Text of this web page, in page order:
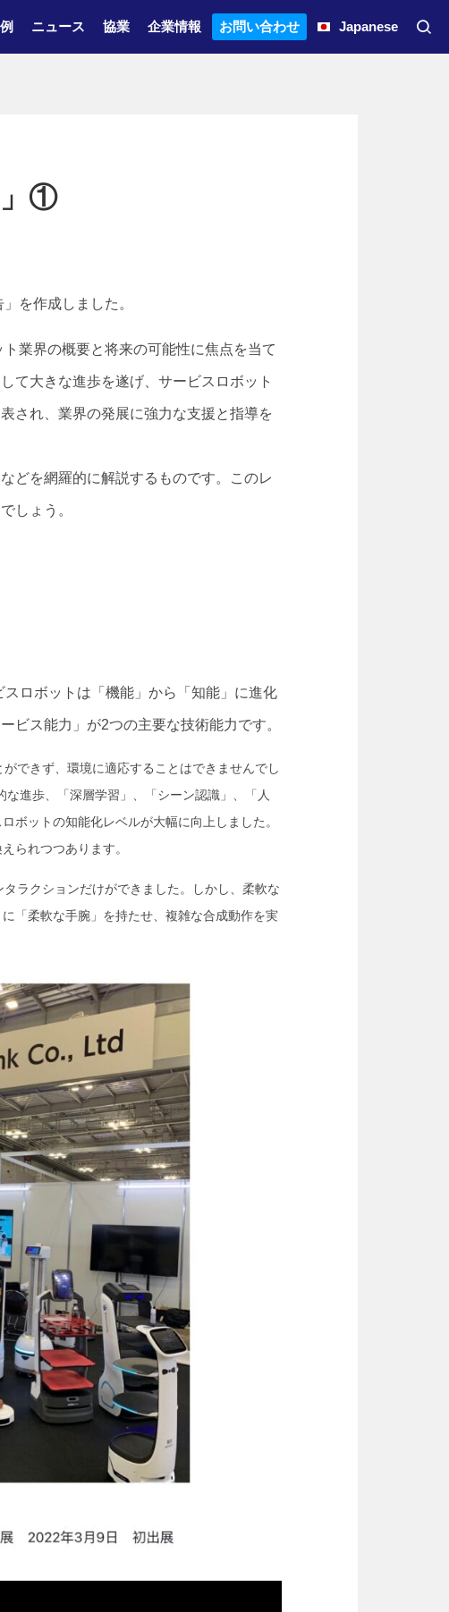
ニュース 協業 企業情報 お問い合わせ Japanese
」①
を作成しました。
業界の概要と将来の可能性に焦点を当て
て大きな進歩を遂げ、サービスロボット
され、業界の発展に強力な支援と指導を
どを網羅的に解説するものです。このレ
しょう。
ロボットは「機能」から「知能」に進化
ビス能力」が2つの主要な技術能力です。
できず、環境に適応することはできませんでし
進歩、「深層学習」、「シーン認識」、「人
ボットの知能化レベルが大幅に向上しました。
られつつあります。
ラクションだけができました。しかし、柔軟な
「柔軟な手腕」を持たせ、複雑な合成動作を実